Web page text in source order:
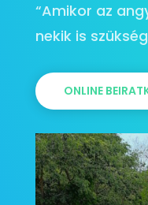
“Amikor az
nekik is
ONLINE